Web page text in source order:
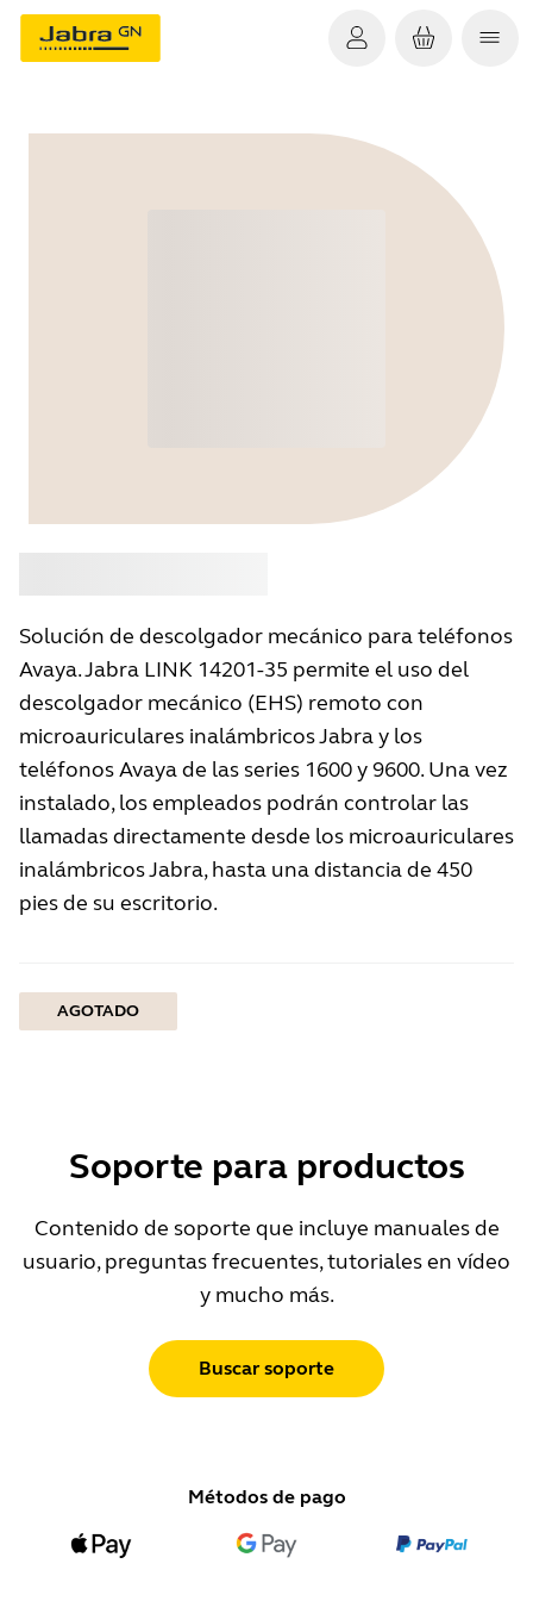
Solución de descolgador mecánico para teléfonos
Avaya. Jabra LINK 14201-35 permite el uso del
descolgador mecánico (EHS) remoto con
microauriculares inalámbricos Jabra y los
teléfonos Avaya de las series 1600 y 9600. Una vez
instalado, los empleados podrán controlar las
llamadas directamente desde los microauriculares
inalámbricos Jabra, hasta una distancia de 450
pies de su escritorio.
AGOTADO
Soporte para productos
Contenido de soporte que incluye manuales de
usuario, preguntas frecuentes, tutoriales en vídeo
y mucho más.
Buscar soporte
Métodos de pago